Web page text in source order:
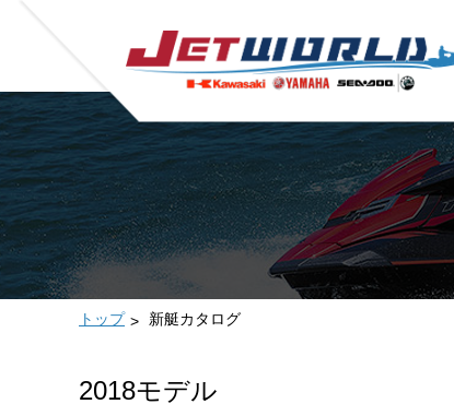
トップ 新艇カタログ
2018モデル